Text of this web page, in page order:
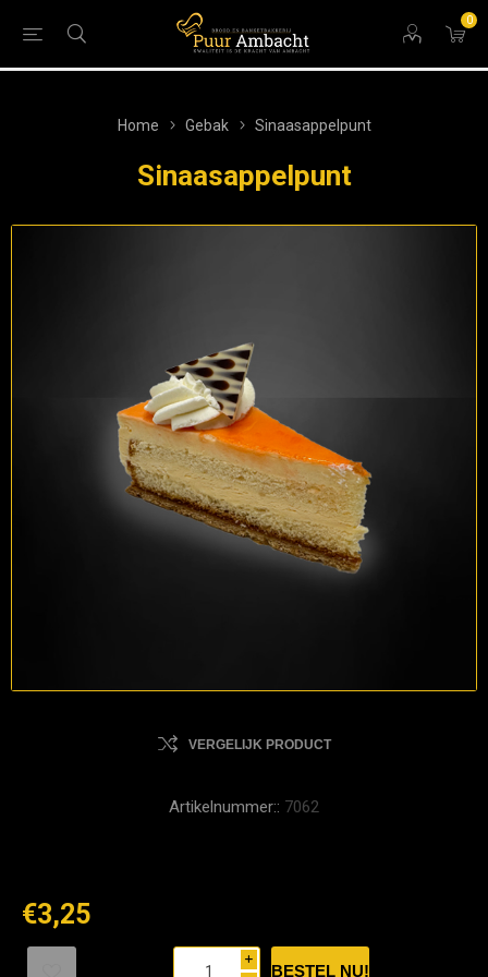
0
Home Gebak Sinaasappelpunt
Sinaasappelpunt
VERGELIJK PRODUCT
Artikelnummer:: 7062
€3,25
i